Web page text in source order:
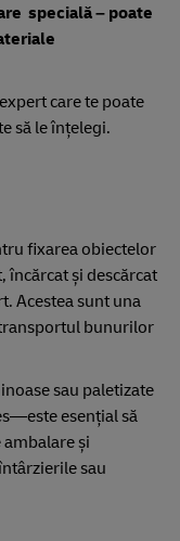
specială – poate
care te poate
să le înțelegi.
fixarea obiectelor
încărcat și descărcat
Acestea sunt una
bunurilor
sau paletizate
esențial să
și
sau